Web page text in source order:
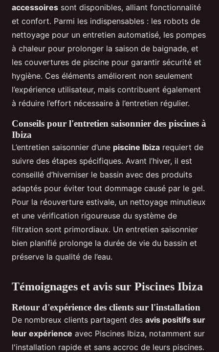
accessoires sont disponibles, alliant fonctionnalité
et confort. Parmi les indispensables : les robots de
nettoyage pour un entretien automatisé, les pompes
à chaleur pour prolonger la saison de baignade, et
les couvertures de piscine pour garantir sécurité et
hygiène. Ces éléments améliorent non seulement
l’expérience utilisateur, mais contribuent également
à réduire l’effort nécessaire à l’entretien régulier.
Conseils pour l'entretien saisonnier des piscines à
Ibiza
L’entretien saisonnier d’une piscine Ibiza requiert de
suivre des étapes spécifiques. Avant l’hiver, il est
conseillé d’hiverniser le bassin avec des produits
adaptés pour éviter tout dommage causé par le gel.
Pour la réouverture estivale, un nettoyage minutieux
et une vérification rigoureuse du système de
filtration sont primordiaux. Un entretien saisonnier
bien planifié prolonge la durée de vie du bassin et
préserve la qualité de l’eau.
Témoignages et avis sur Piscines Ibiza
Retour d'expérience des clients sur l'installation
De nombreux clients partagent des avis positifs sur
leur expérience avec Piscines Ibiza, notamment sur
l'installation rapide et sans accroc de leurs piscines.